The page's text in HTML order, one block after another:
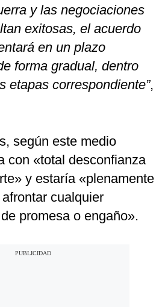
y las negociaciones
exitosas, el acuerdo
en un plazo
forma gradual, dentro
etapas correspondiente”,
según este medio
con «total desconfianza
y estaría «plenamente
cualquier
promesa o engaño».